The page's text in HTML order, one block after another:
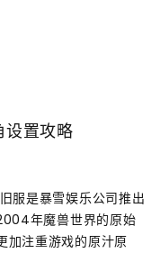
设置攻略
服是暴雪娱乐公司推出
年魔兽世界的原始
加注重游戏的原汁原